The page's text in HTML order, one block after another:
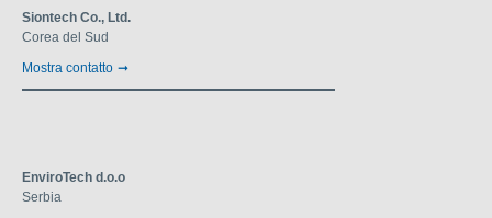
Siontech Co., Ltd.
Corea del Sud
Mostra contatto
EnviroTech d.o.o
Serbia